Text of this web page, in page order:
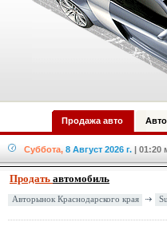
Продажа авто
Суббота, 8 Август 2026 г. | 01:20
Продать автомобиль
Авторынок Краснодарского края